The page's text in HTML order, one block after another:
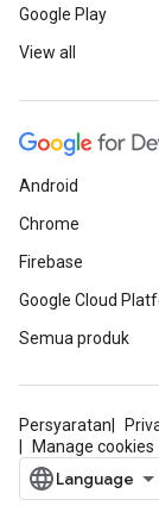
Google Play
View all
Android
Chrome
Firebase
Google Cloud
Semua produk
Persyaratan
Manage cookies